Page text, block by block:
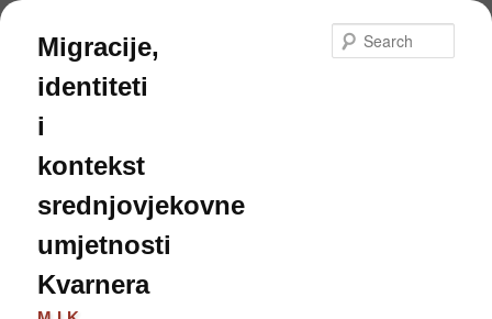
Skip
primary
content
Migracije,
identiteti
i
kontekst
srednjovjekovne
umjetnosti
Kvarnera